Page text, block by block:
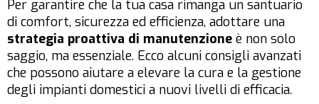
Per garantire che la tua casa rimanga un santuario
di comfort, sicurezza ed efficienza, adottare una
strategia proattiva di manutenzione è non solo
saggio, ma essenziale. Ecco alcuni consigli avanzati
che possono aiutare a elevare la cura e la gestione
degli impianti domestici a nuovi livelli di efficacia.